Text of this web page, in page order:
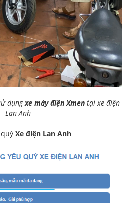
dụngxe máy điện Xmentại xe điện
Lan Anh
Xe điện Lan Anh